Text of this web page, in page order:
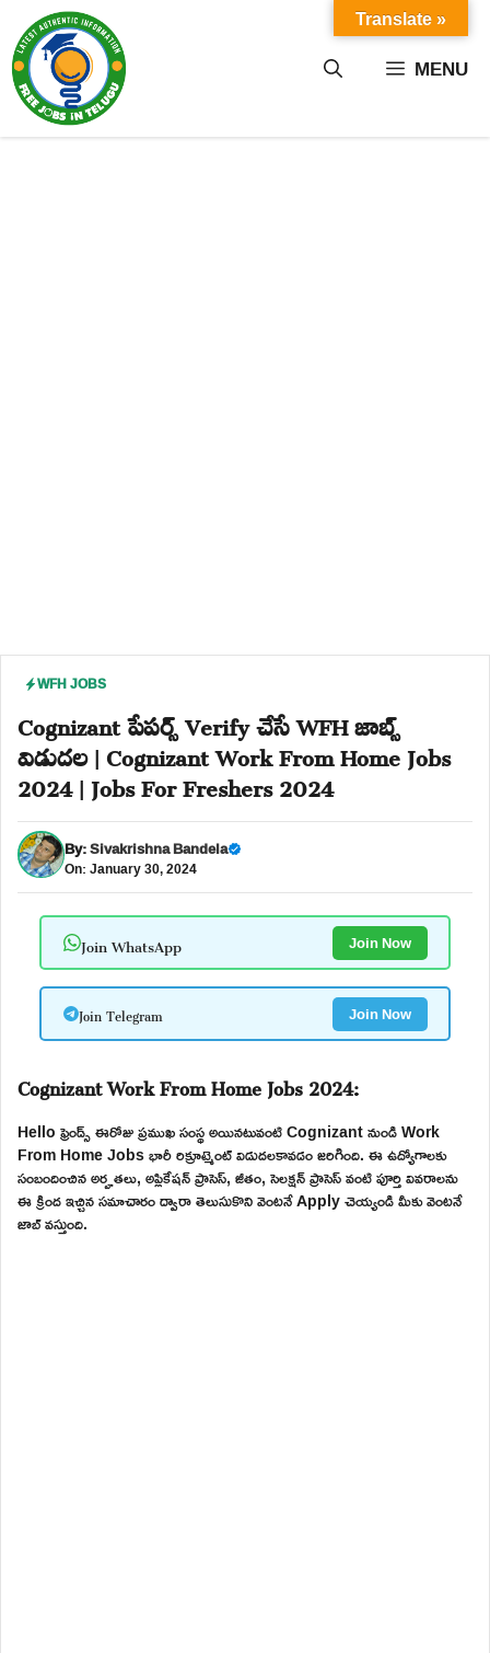
content MENU
WFH JOBS
Cognizant పేపర్స్ Verify చేసే WFH జాబ్స్
విడుదల | Cognizant Work From Home Jobs
2024 | Jobs For Freshers 2024
By:Sivakrishna Bandela
On: January 30, 2024
Join WhatsApp Join Now
Join Telegram Join Now
Cognizant Work From Home Jobs 2024:
Hello ఫ్రెండ్స్ ఈరోజు ప్రముఖ సంస్థ అయినటువంటి Cognizant నుండి Work
From Home Jobs భారీ రిక్రూట్మెంట్ విడుదలకావడం జరిగింది. ఈ ఉద్యోగాలకు
సంబందించిన అర్హతలు, అప్లికేషన్ ప్రాసెస్, జీతం, సెలక్షన్ ప్రాసెస్ వంటి పూర్తి వివరాలను
ఈ క్రింద ఇచ్చిన సమాచారం ద్వారా తెలుసుకొని వెంటనే Apply చెయ్యండి మీకు వెంటనే
జాబ్ వస్తుంది.
Translate »